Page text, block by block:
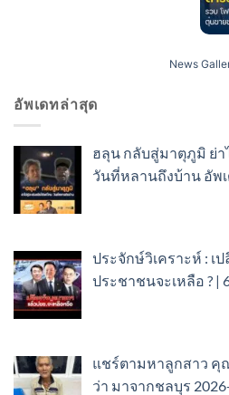
News
อัพเดทล่าสุด
ฮลุน กลับสู่มาตุภูมิ ย่
วันที่หลานถึงบ้าน อัพ
ประจักษ์วิเคราะห์ : เ
ประชาชนจะเหลือ ? |
แชร์ตามหาลูกสาว คุ
ว่า มาจากชลบุร